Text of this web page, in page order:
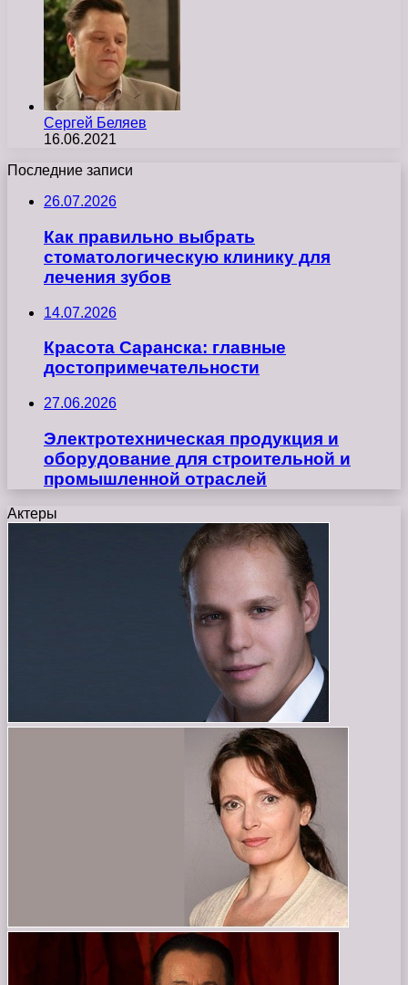
Сергей Беляев
16.06.2021
Последние записи
26.07.2026
Как правильно выбрать
стоматологическую клинику для
лечения зубов
14.07.2026
Красота Саранска: главные
достопримечательности
27.06.2026
Электротехническая продукция и
оборудование для строительной и
промышленной отраслей
Актеры